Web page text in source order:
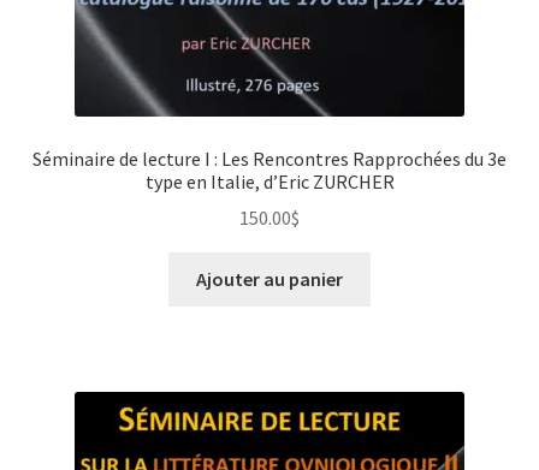
Séminaire de lecture I : Les Rencontres Rapprochées du 3e
type en Italie, d’Eric ZURCHER
150.00$
Ajouter au panier